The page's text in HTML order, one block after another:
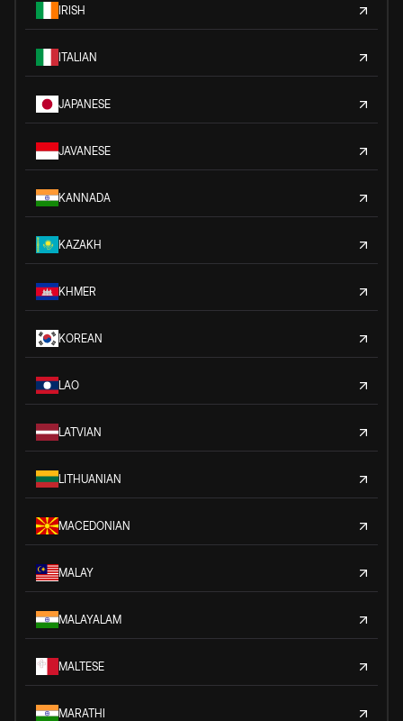
IRISH
ITALIAN
JAPANESE
JAVANESE
KANNADA
KAZAKH
KHMER
KOREAN
LAO
LATVIAN
LITHUANIAN
MACEDONIAN
MALAY
MALAYALAM
MALTESE
MARATHI